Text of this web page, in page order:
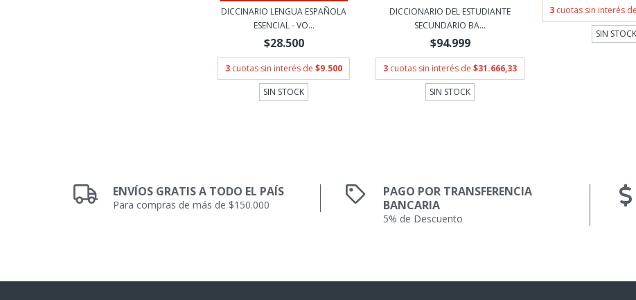
DICCINARIO LENGUA ESPAÑOLA
ESENCIAL - VO...
$28.500
3 cuotas sin interés de$9.500
SIN STOCK
DICCIONARIO DEL ESTUDIANTE
SECUNDARIO BA...
$94.999
3 cuotas sin interés de$31.666,33
SIN STOCK
3 cuotas sin interés de
SIN STOCK
ENVÍOS GRATIS A TODO EL PAÍS
Para compras de más de $150.000
PAGO POR TRANSFERENCIA
BANCARIA
5% de Descuento